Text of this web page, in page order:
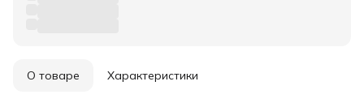
О товаре Характеристики